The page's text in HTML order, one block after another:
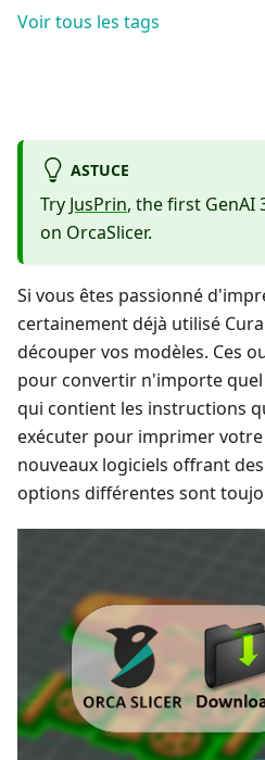
Voir tous les tags
ASTUCE
Try JusPrin, the first
on OrcaSlicer.
Si vous êtes passionné
certainement déjà utilisé
découper vos modèles. Ces
pour convertir n'importe quel
qui contient les instructions
exécuter pour imprimer
nouveaux logiciels offrant
options différentes sont